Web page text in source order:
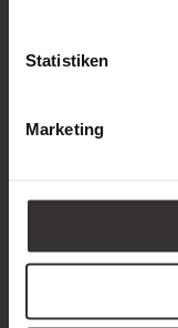
Statistiken
Marketing